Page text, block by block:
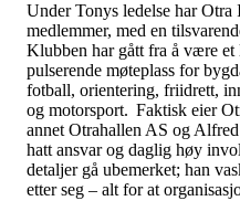
Under Tonys ledelse har
medlemmer, med en
Klubben har gått fra å være
pulserende møteplass for
fotball, orientering, friidrett,
og motorsport. Faktisk eier
annet Otrahallen AS og
hatt ansvar og daglig høy
detaljer gå ubemerket; han
etter seg – alt for at